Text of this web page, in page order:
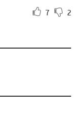
7 2